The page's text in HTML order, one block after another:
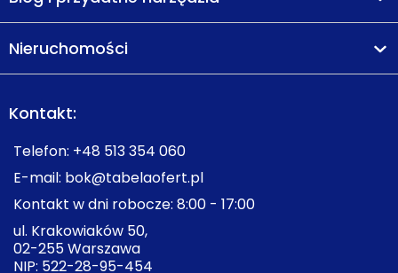
Nieruchomości
Kontakt:
Telefon: +48 513 354 060
E-mail: bok@tabelaofert.pl
Kontakt w dni robocze: 8:00 - 17:00
ul. Krakowiaków 50,
02-255 Warszawa
NIP: 522-28-95-454